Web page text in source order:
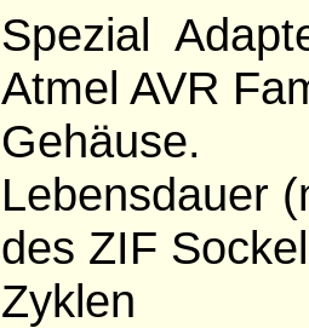
Spezial
Atmel AVR
Gehäuse.
Lebensdauer
des ZIF
Zyklen